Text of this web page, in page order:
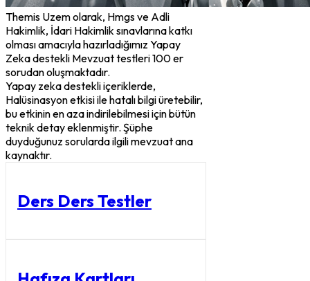
Themis Uzem olarak, Hmgs ve Adli
Hakimlik, İdari Hakimlik sınavlarına katkı
olması amacıyla hazırladığımız Yapay
Zeka destekli Mevzuat testleri 100 er
sorudan oluşmaktadır.
Yapay zeka destekli içeriklerde,
Halüsinasyon etkisi ile hatalı bilgi üretebilir,
bu etkinin en aza indirilebilmesi için bütün
teknik detay eklenmiştir. Şüphe
duyduğunuz sorularda ilgili mevzuat ana
kaynaktır.
Ders Ders Testler